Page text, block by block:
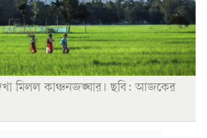
মিলল কাঞ্চনজঙ্ঘার। ছবি: আজকের